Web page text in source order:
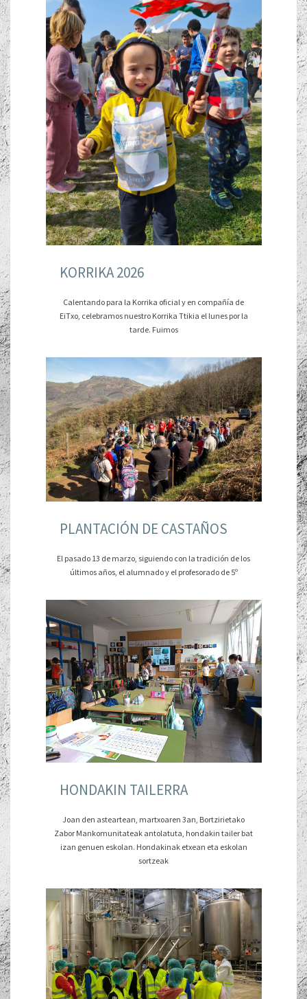
KORRIKA 2026
Calentando para la Korrika oficial y en compañía de
EiTxo, celebramos nuestro Korrika Ttikia el lunes por la
tarde. Fuimos
PLANTACIÓN DE CASTAÑOS
El pasado 13 de marzo, siguiendo con la tradición de los
últimos años, el alumnado y el profesorado de 5º
HONDAKIN TAILERRA
Joan den asteartean, martxoaren 3an, Bortzirietako
Zabor Mankomunitateak antolatuta, hondakin tailer bat
izan genuen eskolan. Hondakinak etxean eta eskolan
sortzeak